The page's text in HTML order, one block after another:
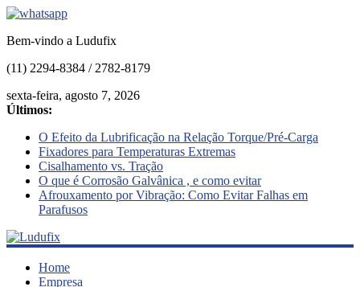
Bem-vindo a Ludufix
(11) 2294-8384 / 2782-8179
sexta-feira, agosto 7, 2026
Últimos:
O Efeito da Lubrificação na Relação Torque/Pré-Carga
Fixadores para Temperaturas Extremas
Cisalhamento vs. Tração
O que é Corrosão Galvânica , e como evitar
Afrouxamento por Vibração: Como Evitar Falhas em
Parafusos
Ludufix
Home
Empresa